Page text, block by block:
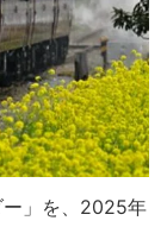
」を、2025年